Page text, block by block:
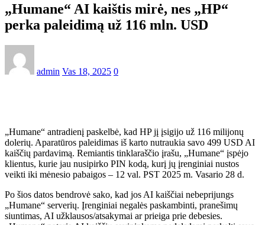
„Humane“ AI kaištis mirė, nes „HP“
perka paleidimą už 116 mln. USD
admin Vas 18, 2025 0
„Humane“ antradienį paskelbė, kad HP jį įsigijo už 116 milijonų
dolerių. Aparatūros paleidimas iš karto nutraukia savo 499 USD AI
kaiščių pardavimą. Remiantis tinklaraščio įrašu, „Humane“ įspėjo
klientus, kurie jau nusipirko PIN kodą, kurį jų įrenginiai nustos
veikti iki mėnesio pabaigos – 12 val. PST 2025 m. Vasario 28 d.
Po šios datos bendrovė sako, kad jos AI kaiščiai nebeprijungs
„Humane“ serverių. Įrenginiai negalės paskambinti, pranešimų
siuntimas, AI užklausos/atsakymai ar prieiga prie debesies.